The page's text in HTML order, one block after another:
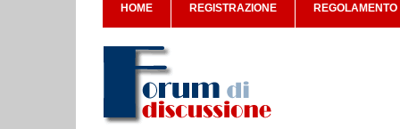
HOME REGISTRAZIONE REGOLAMENTO